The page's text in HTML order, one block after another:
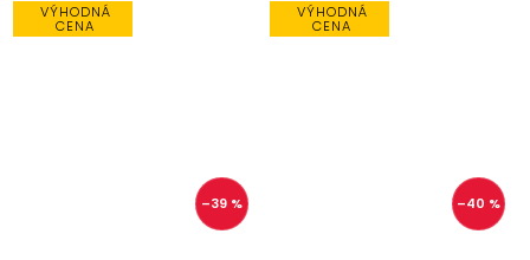
VÝHODNÁ
CENA
–39 %
VÝHODNÁ
CENA
–40 %